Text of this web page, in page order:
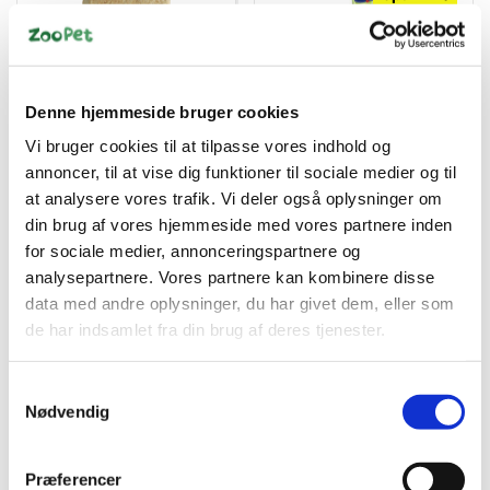
Denne hjemmeside bruger cookies
Vi bruger cookies til at tilpasse vores indhold og
annoncer, til at vise dig funktioner til sociale medier og til
at analysere vores trafik. Vi deler også oplysninger om
din brug af vores hjemmeside med vores partnere inden
for sociale medier, annonceringspartnere og
analysepartnere. Vores partnere kan kombinere disse
data med andre oplysninger, du har givet dem, eller som
de har indsamlet fra din brug af deres tjenester.
Nødvendig
Præferencer
4008239250360
Vitakraft Gnaver-Spåner
60 L – Naturligt
Basisstrøelse af Fyr &
Gran
DKK 89,95
DKK 71,96 ekskl. moms
Køb nu
På lager
4008239257307
Vitakraft Rollinis
Gnaversnack – Æble &
Honning 40 g
Standard salgspris DKK
18,00
DKK 15,00
DKK 12,00 ekskl. moms
Køb nu
På lager